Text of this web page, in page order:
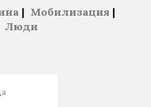
| Мобилизация |
Люди